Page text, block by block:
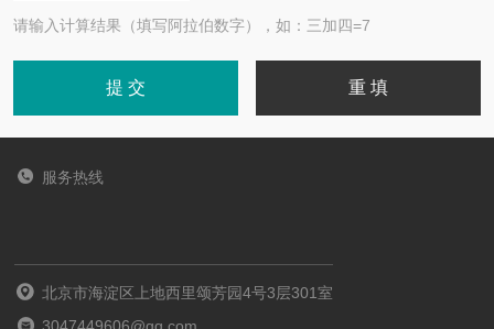
请输入计算结果（填写阿拉伯数字），如：三加四=7
服务热线
北京市海淀区上地西里颂芳园4号3层301室